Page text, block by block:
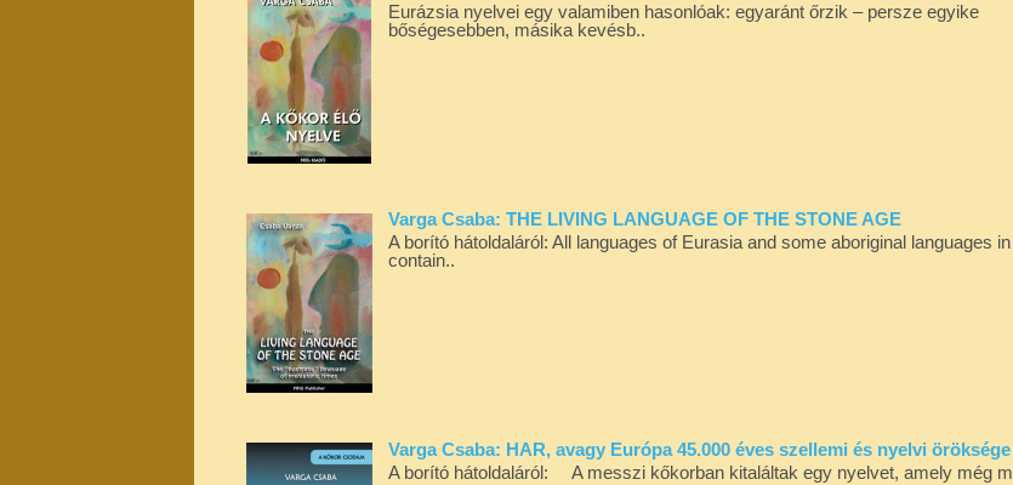
Eurázsia nyelvei egy valamiben hasonlóak: egyaránt őrzik – persze egyike
bőségesebben, másika kevésb..
Varga Csaba: THE LIVING LANGUAGE OF THE STONE AGE
A borító hátoldaláról: All languages of Eurasia and some aboriginal languages
contain..
Varga Csaba: HAR, avagy Európa 45.000 éves szellemi és nyelvi öröksége
A borító hátoldaláról: A messzi kőkorban kitaláltak egy nyelvet, amely még